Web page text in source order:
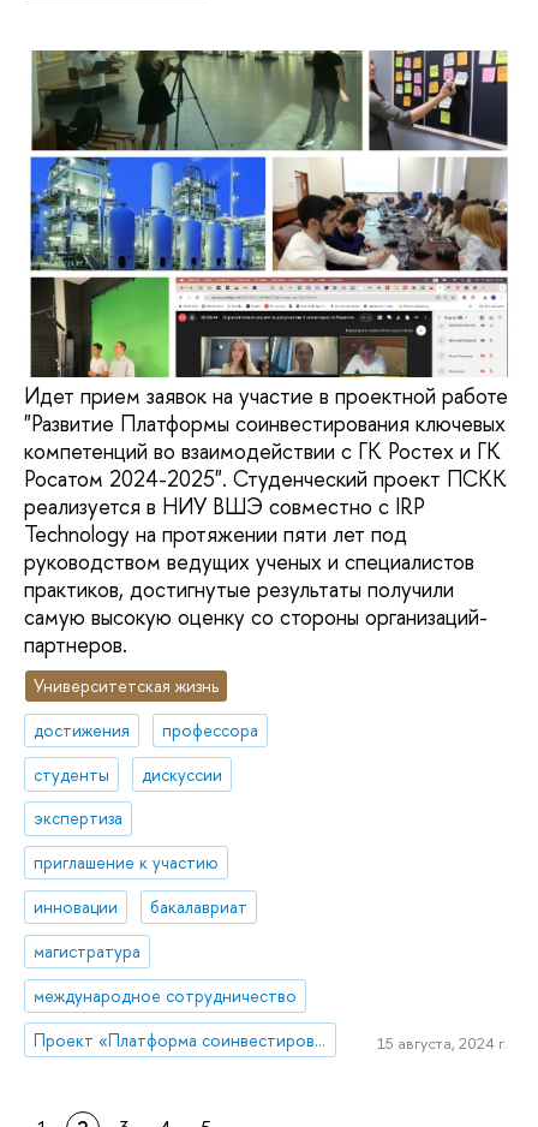
Идет прием заявок на участие в проектной работе
"Развитие Платформы соинвестирования ключевых
компетенций во взаимодействии с ГК Ростех и ГК
Росатом 2024-2025". Студенческий проект ПСКК
реализуется в НИУ ВШЭ совместно с IRP
Technology на протяжении пяти лет под
руководством ведущих ученых и специалистов
практиков, достигнутые результаты получили
самую высокую оценку со стороны организаций-
партнеров.
Университетская жизнь
достижения
профессора
студенты
дискуссии
экспертиза
приглашение к участию
инновации
бакалавриат
магистратура
международное сотрудничество
Проект «Платформа соинвестирования ключевых компетенций»
15 августа, 2024 г.